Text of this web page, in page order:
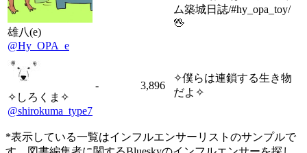
雄八(e)
@Hy_OPA_e
ム築城日誌/#hy_opa_toy/
🖖
✧しろくま✧
@shirokuma_type7
- 3,896
✧僕らは連鎖する生き物
だよ✧
*表示している一覧はインフルエンサーリストのサンプルで